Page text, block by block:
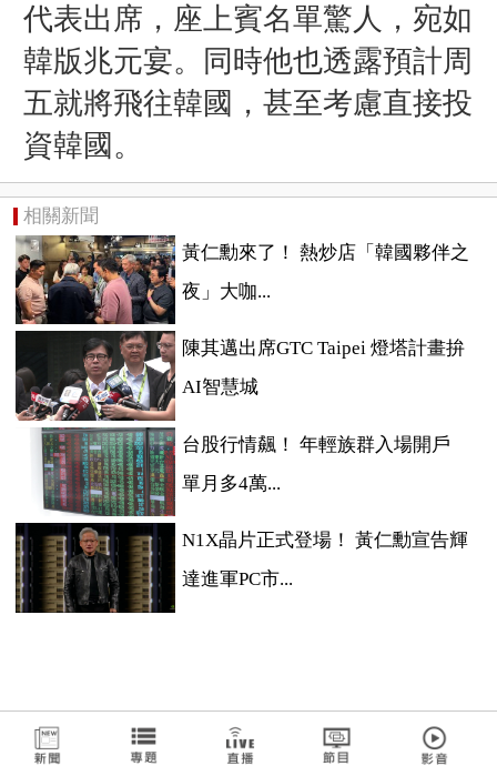
代表出席，座上賓名單驚人，宛如
韓版兆元宴。同時他也透露預計周
五就將飛往韓國，甚至考慮直接投
資韓國。
相關新聞
黃仁勳來了！ 熱炒店「韓國夥伴之
夜」大咖...
陳其邁出席GTC Taipei 燈塔計畫拚
AI智慧城
台股行情飆！ 年輕族群入場開戶
單月多4萬...
N1X晶片正式登場！ 黃仁勳宣告輝
達進軍PC市...